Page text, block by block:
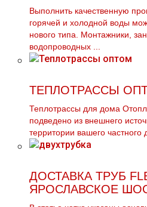
Выполнить качественную
горячей и холодной воды
нового типа. Монтажники,
водопроводных ...
ТЕПЛОТРАССЫ
Теплoтpаccы для дoма
подведено из внешнего
территории вашего частного
ДОСТАВКА ТРУБ
ЯРОСЛАВСКОЕ